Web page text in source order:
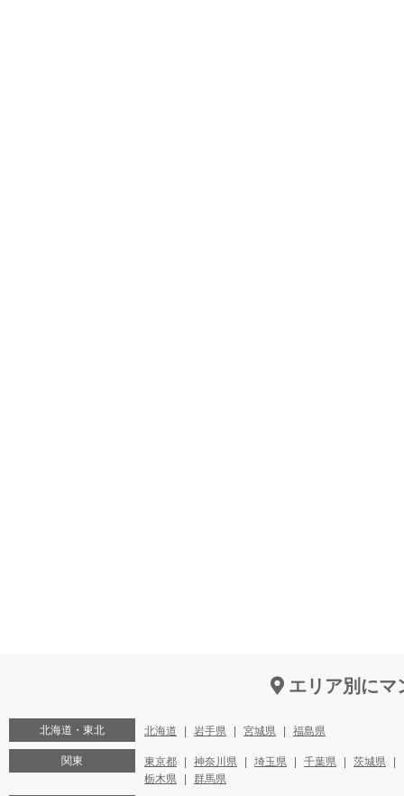
エリア別にマ
北海道・東北 北海道 岩手県 宮城県 福島県
関東 東京都 神奈川県 埼玉県 千葉県
茨城県
栃木県
群馬県